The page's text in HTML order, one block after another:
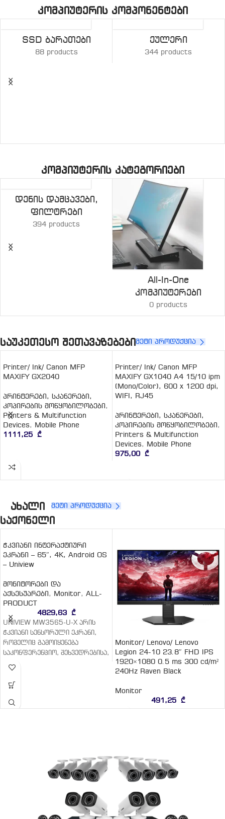
პრინტერები
MULTIPUNKTIONAL
დეტალების ნახვა
კომპიუტერის კომპონენტები
SSD Ბარათები
88 products
Ქულერი
344 products
კომპიუტერის კატეგორიები
Დენის Დამცავები,
Ფილტრები
394 products
All-In-One
Კომპიუტერები
0 products
საუკეთესო შეთავაზებებიმეტი პროდუქცია
Printer/ Ink/ Canon MFP
MAXIFY GX2040
პრინტერები, სკანერები,
კოპირების მოწყობილობები ,
Printers & Multifunction
Devices,
Mobile Phone
1111,25 ₾
Printer/ Ink/ Canon MFP
MAXIFY GX1040 A4 15/10 ipm
(Mono/Color), 600 x 1200 dpi,
WIFI, RJ45
პრინტერები, სკანერები,
კოპირების მოწყობილობები ,
Printers & Multifunction
Devices,
Mobile Phone
975,00 ₾
ახალი
საქონელი
მეტი პროდუქცია
ჭკვიანი ინტერაქტიური
ეკრანი – 65″, 4K, Android OS
– Uniview
მონიტორები და
აქსესუარები , Monitor, ALL-
PRODUCT
4829,63 ₾
UNIVIEW MW3565-U-X არის
ჭკვიანი სენსორული ეკრანი,
რომელიც გამოიყენება
საკონფერენციო, შეხვედრებისა,
თუ სასწავლო ოთახებში. მას
ultra-HD
Monitor/ Lenovo/ Lenovo
Legion 24-10 23.8″ FHD IPS
1920×1080 0.5 ms 300 cd/m²
240Hz Raven Black
Monitor
491,25 ₾